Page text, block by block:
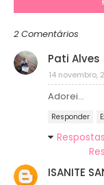
2 Comentários
Pati Alves
14 novembro,
Adorei...
Responder
Respostas
ISANITE